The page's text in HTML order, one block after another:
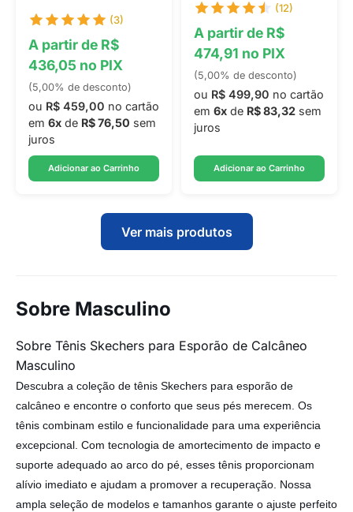
(3)
A partir de R$
436,05 no PIX
(5,00% de desconto)
ou R$ 459,00 no cartão
em 6x de R$ 76,50 sem
juros
Adicionar ao Carrinho
(12)
A partir de R$
474,91 no PIX
(5,00% de desconto)
ou R$ 499,90 no cartão
em 6x de R$ 83,32 sem
juros
Adicionar ao Carrinho
Ver mais produtos
Sobre Masculino
Sobre Tênis Skechers para Esporão de Calcâneo
Masculino
Descubra a coleção de tênis Skechers para esporão de
calcâneo e encontre o conforto que seus pés merecem. Os
tênis combinam estilo e funcionalidade para uma experiência
excepcional. Com tecnologia de amortecimento de impacto e
suporte adequado ao arco do pé, esses tênis proporcionam
alívio imediato e ajudam a promover a recuperação. Nossa
ampla seleção de modelos e tamanhos garante o ajuste perfeito